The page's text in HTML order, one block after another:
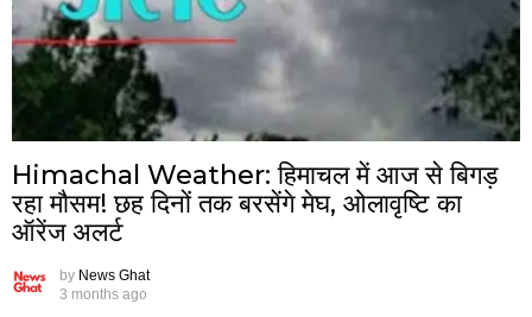
Himachal Weather: हिमाचल में आज से बिगड़
रहा मौसम! छह दिनों तक बरसेंगे मेघ, ओलावृष्टि का
ऑरेंज अलर्ट
by News Ghat
3 months ago